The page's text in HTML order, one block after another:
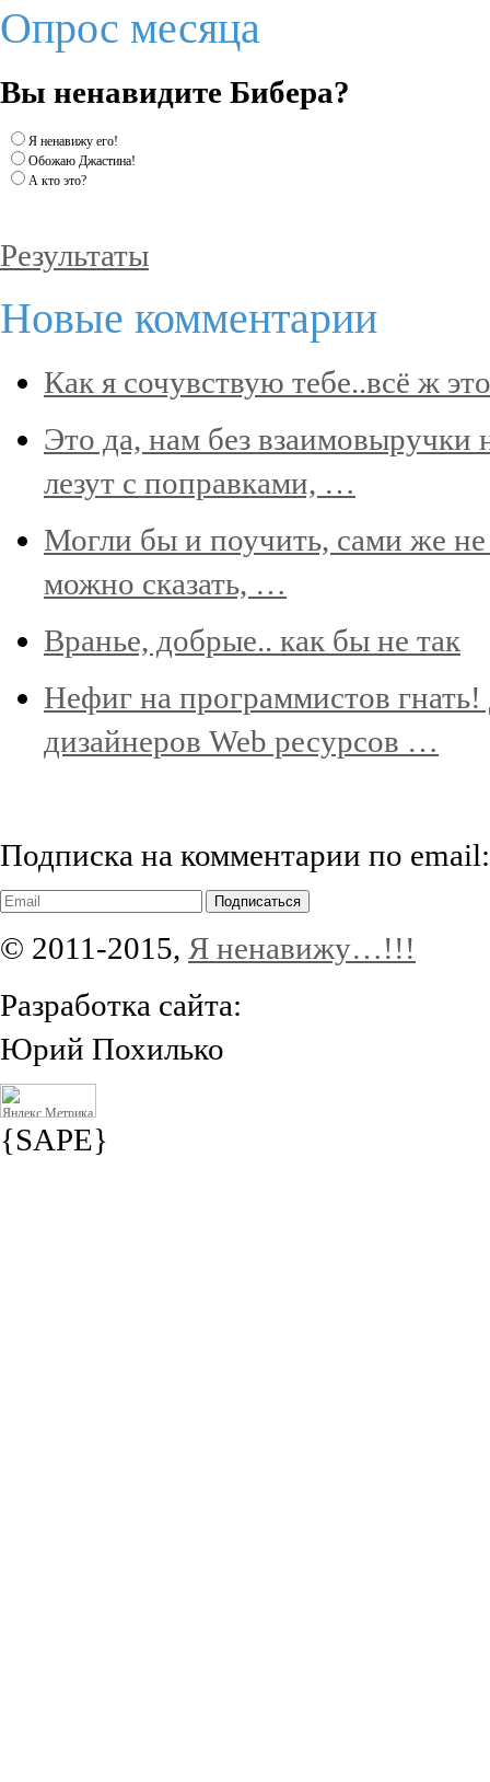
Опрос месяца
Вы ненавидите Бибера?
Я ненавижу его!
Обожаю Джастина!
А кто это?
Результаты
Новые комментарии
Как я сочувствую тебе..всё ж
Это да, нам без
лезут с поправками, …
Могли бы и поучить, сами же не
можно сказать, …
Вранье, добрые.. как бы не так
Нефиг на программистов
дизайнеров Web ресурсов …
Подписка на комментарии по email:
Подписаться
© 2011-2015, Я ненавижу…!!!
Разработка сайта:
Юрий Похилько
{SAPE}